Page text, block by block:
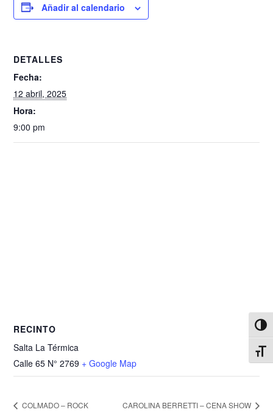
Añadir al calendario
DETALLES
Fecha:
12 abril, 2025
Hora:
9:00 pm
RECINTO
Salta La Térmica
Calle 65 N° 2769 + Google Map
COLMADO – ROCK CAROLINA BERRETTI – CENA SHOW